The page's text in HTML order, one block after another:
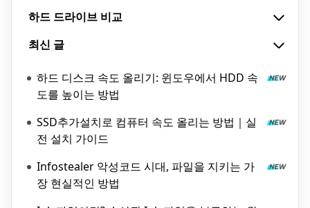
하드 드라이브 비교
최신 글
하드 디스크 속도 올리기: 윈도우에서 HDD 속
도를 높이는 방법
SSD추가설치로 컴퓨터 속도 올리는 방법｜실
전 설치 가이드
Infostealer 악성코드 시대, 파일을 지키는 가
장 현실적인 방법